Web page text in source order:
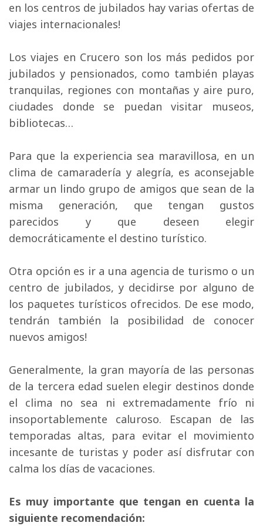
en los centros de jubilados hay varias ofertas de
viajes internacionales!
Los viajes en Crucero son los más pedidos por
jubilados y pensionados, como también playas
tranquilas, regiones con montañas y aire puro,
ciudades donde se puedan visitar museos,
bibliotecas…
Para que la experiencia sea maravillosa, en un
clima de camaradería y alegría, es aconsejable
armar un lindo grupo de amigos que sean de la
misma generación, que tengan gustos
parecidos y que deseen elegir
democráticamente el destino turístico.
Otra opción es ir a una agencia de turismo o un
centro de jubilados, y decidirse por alguno de
los paquetes turísticos ofrecidos. De ese modo,
tendrán también la posibilidad de conocer
nuevos amigos!
Generalmente, la gran mayoría de las personas
de la tercera edad suelen elegir destinos donde
el clima no sea ni extremadamente frío ni
insoportablemente caluroso. Escapan de las
temporadas altas, para evitar el movimiento
incesante de turistas y poder así disfrutar con
calma los días de vacaciones.
Es muy importante que tengan en cuenta la
siguiente recomendación: